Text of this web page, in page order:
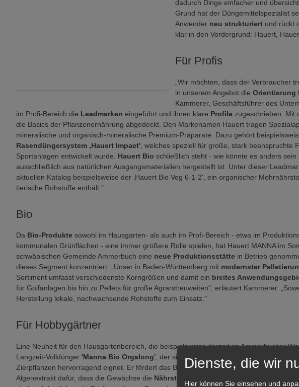
dadurch Dinge einfacher und
Grund hat der Düngemittelspezialist
Anwender neu strukturiert und rückt
klar in den Vordergrund: Hauert,
Für Profis
„Wir möchten, dass der Verbraucher
in unserem Angebot die Orientierung
Kammerer, Geschäftsführer des
im Profi-Bereich die Leadmarken eingeführt und ihnen klare Profile zugeschrieben. Mit
die Basics der Pflanzenernährung abgedeckt. Den Markenamen Hauert tragen
mineralische und organisch-mineralische Premium-Präparate. Dazu gehört
Rasendüngersystem ‚Hauert Impact' , welches speziell für große, stark beanspruchte
Sportanlagen entwickelt wurde. Hauert Bio schließlich steht - wie könnte es anders
ausschließlich aus natürlichen Ausgangsmaterialien hergestellt ist. Unter dieser
aktuellen Katalog beispielsweise der ‚Hauert Bio Veg 6-1-2', ein organischer
tierische Rohstoffe enthält."
Bio
Da Bio-Produkte sowohl im Hausgarten- als auch im Profi-Bereich - etwa im
kommunalen Grünflächen - eine immer größere Rolle spielen, hat Hauert MANNA im
schwäbischen Gemeinde Ammerbuch eine neue Produktionsstätte in Betrieb
dieses Segment konzentriert. „Unser in Baden-Württemberg mit modernster
Sortiment umfasst verschiedenste Korngrößen und damit ein breites
für Golfanlagen bis hin zu Pellets für große Agrarstreuweiten", erläutert Kammerer.
Herstellung lokale, nachwachsende Rohstoffe zum Einsatz."
Für Hobbygärtner
Eine Neuheit für den Hausgartenbereich, die beispielsweise derzeit im Ammerbucher
Langzeit-Volldünger 'Manna Bio Orgalong' , der sich sowohl fürs Gemüsebeet als auch
Zierpflanzen hervorragend eignet. Er fördert das Bodenleben und sorgt mit enthaltenen
Algenextrakt dafür, dass die Gewächse die Nährstoffe effizienter
Dienste, die wir
Hier können Sie einsehen und